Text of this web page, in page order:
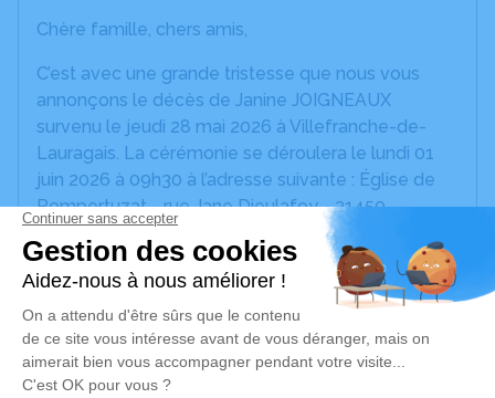
Chère famille, chers amis,
C’est avec une grande tristesse que nous vous
annonçons le décès de Janine JOIGNEAUX
survenu le jeudi 28 mai 2026 à Villefranche-de-
Lauragais. La cérémonie se déroulera le lundi 01
juin 2026 à 09h30 à l’adresse suivante : Église de
Pompertuzat - rue Jane Dieulafoy - 31450
Pompertuzat.
Nous vous invitons à utiliser cet espace pour
laisser vos condoléances, partager des photos
souvenirs, une anecdote ou exprimer vos pensées
à travers des poèmes ou des textes. Cet endroit
est un lieu d'expression dédié à honorer la